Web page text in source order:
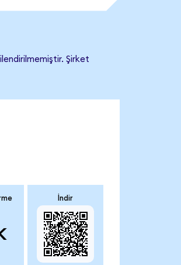
Şirket
İndir